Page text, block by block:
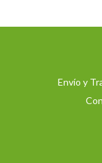
Envío y